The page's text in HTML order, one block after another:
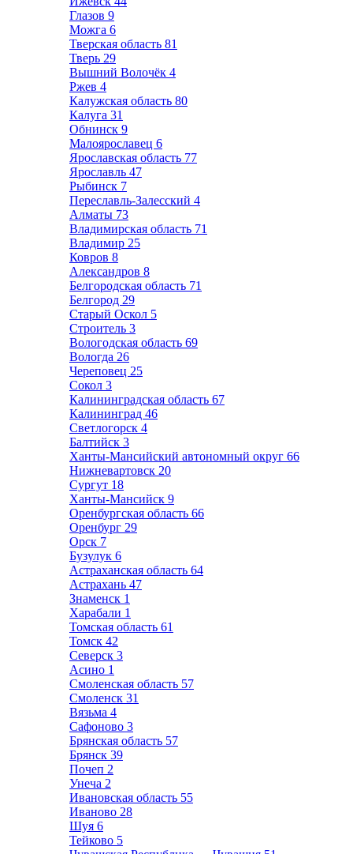
Глазов 9
Можга 6
Тверская область 81
Тверь 29
Вышний Волочёк 4
Ржев 4
Калужская область 80
Калуга 31
Обнинск 9
Малоярославец 6
Ярославская область 77
Ярославль 47
Рыбинск 7
Переславль-Залесский 4
Алматы 73
Владимирская область 71
Владимир 25
Ковров 8
Александров 8
Белгородская область 71
Белгород 29
Старый Оскол 5
Строитель 3
Вологодская область 69
Вологда 26
Череповец 25
Сокол 3
Калининградская область 67
Калининград 46
Светлогорск 4
Балтийск 3
Ханты-Мансийский автономный округ 66
Нижневартовск 20
Сургут 18
Ханты-Мансийск 9
Оренбургская область 66
Оренбург 29
Орск 7
Бузулук 6
Астраханская область 64
Астрахань 47
Знаменск 1
Харабали 1
Томская область 61
Томск 42
Северск 3
Асино 1
Смоленская область 57
Смоленск 31
Вязьма 4
Сафоново 3
Брянская область 57
Брянск 39
Почеп 2
Унеча 2
Ивановская область 55
Иваново 28
Шуя 6
Тейково 5